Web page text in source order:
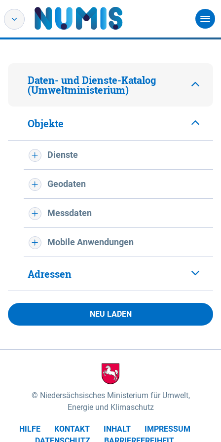
Daten- und Dienste-Katalog
(Umweltministerium)
Objekte
Dienste
Geodaten
Messdaten
Mobile Anwendungen
Adressen
NEU LADEN
Niedersächsisches Ministerium für Umwelt,
Energie und Klimaschutz
HILFE KONTAKT INHALT
IMPRESSUM